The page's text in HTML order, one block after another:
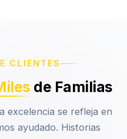
CLIENTES
de Familias
excelencia se refleja en
ayudado. Historias